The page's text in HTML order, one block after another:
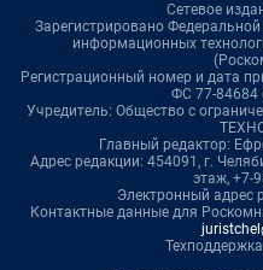
Сетевое
Зарегистрировано
информационных
Регистрационный номер и дата
ФС 77-84684
Учредитель: Общество с
Главный редактор:
Адрес редакции: 454091, г.
этаж, +7-
Электронный адрес
Контактные данные для